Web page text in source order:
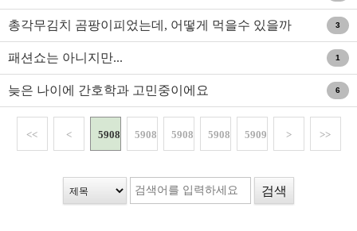
총각무김치 곰팡이피었는데, 어떻게 먹을수 있을까
요
3
패션쇼는 아니지만... 1
늦은 나이에 간호학과 고민중이에요 6
<< < 59086 59087 59088 59089 59090 > >>